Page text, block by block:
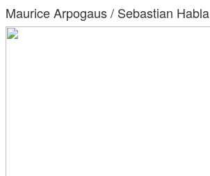
Maurice Arpogaus / Sebastian Habla